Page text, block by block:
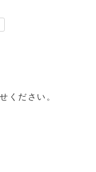
ください。